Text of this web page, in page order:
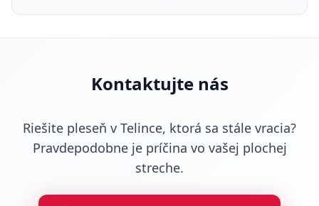
Kontaktujte nás
Riešite pleseň v Telince, ktorá sa stále vracia?
Pravdepodobne je príčina vo vašej plochej
streche.